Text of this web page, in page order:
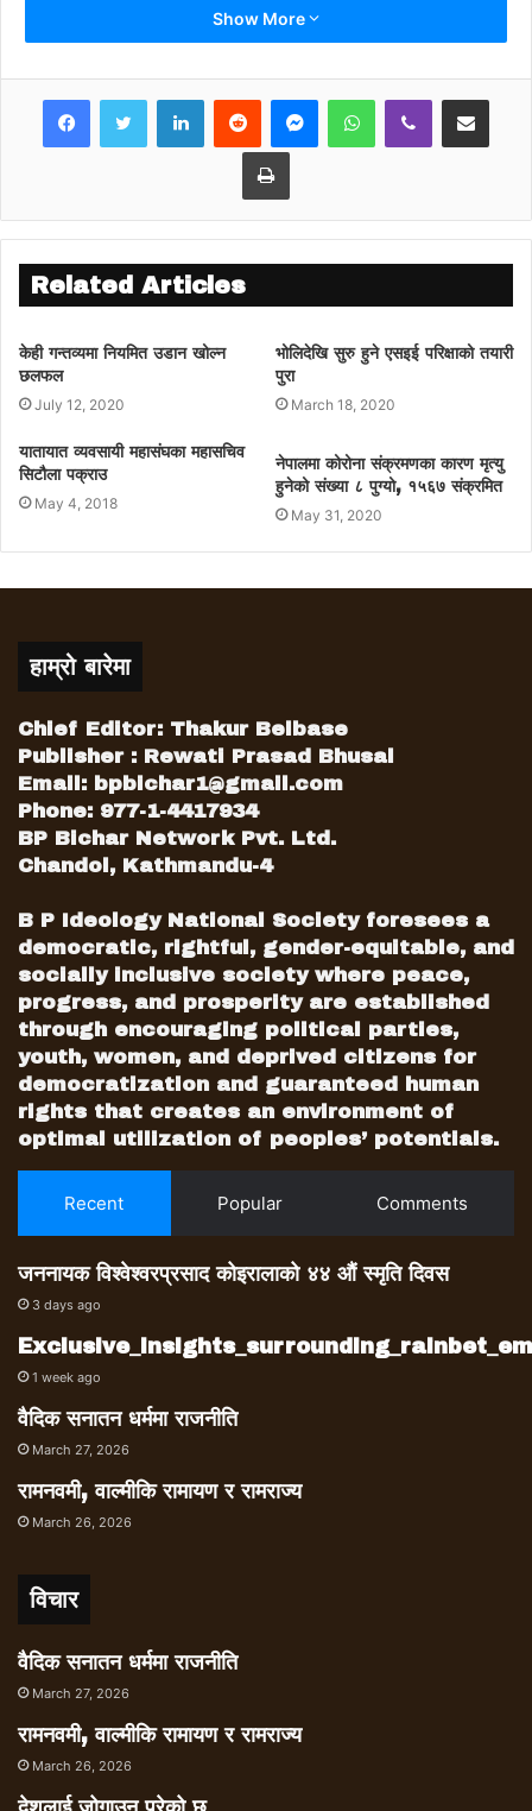
Show More
LinkedInReddit MessengerWhatsAppViber Share via Email
Print
Related Articles
केही गन्तव्यमा नियमित उडान खोल्न
छलफल
July 12, 2020
भोलिदेखि सुरु हुने एसइई परिक्षाको तयारी
पुरा
March 18, 2020
यातायात व्यवसायी महासंघका महासचिव
सिटौला पक्राउ
May 4, 2018
नेपालमा कोरोना संक्रमणका कारण मृत्यु
हुनेको संख्या ८ पुग्यो, १५६७ संक्रमित
May 31, 2020
हाम्रो बारेमा
Chief Editor: Thakur Belbase
Publisher : Rewati Prasad Bhusal
Email: bpbichar1@gmail.com
Phone: 977-1-4417934
BP Bichar Network Pvt. Ltd.
Chandol, Kathmandu-4
B P Ideology National Society foresees a
democratic, rightful, gender-equitable, and
socially inclusive society where peace,
progress, and prosperity are established
through encouraging political parties,
youth, women, and deprived citizens for
democratization and guaranteed human
rights that creates an environment of
optimal utilization of peoples’ potentials.
Recent Popular Comments
जननायक विश्वेश्वरप्रसाद कोइरालाको ४४ औं स्मृति दिवस
3 days ago
1 week ago
वैदिक सनातन धर्ममा राजनीति
March 27, 2026
रामनवमी, वाल्मीकि रामायण र रामराज्य
March 26, 2026
विचार
वैदिक सनातन धर्ममा राजनीति
March 27, 2026
रामनवमी, वाल्मीकि रामायण र रामराज्य
March 26, 2026